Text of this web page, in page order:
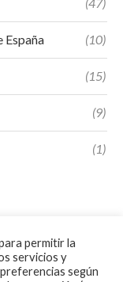
España (10)
(15)
(9)
(1)
permitir la
servicios y
según